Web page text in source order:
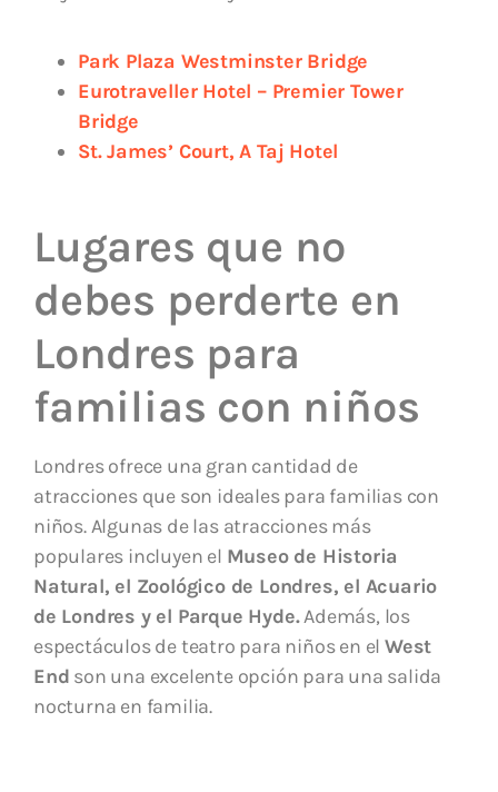
Park Plaza Westminster Bridge
Eurotraveller Hotel – Premier Tower
Bridge
St. James’ Court, A Taj Hotel
Lugares que no
debes perderte en
Londres para
familias con niños
Londres ofrece una gran cantidad de
atracciones que son ideales para familias con
niños. Algunas de las atracciones más
populares incluyen el Museo de Historia
Natural, el Zoológico de Londres, el Acuario
de Londres y el Parque Hyde.Además, los
espectáculos de teatro para niños en el West
End son una excelente opción para una salida
nocturna en familia.